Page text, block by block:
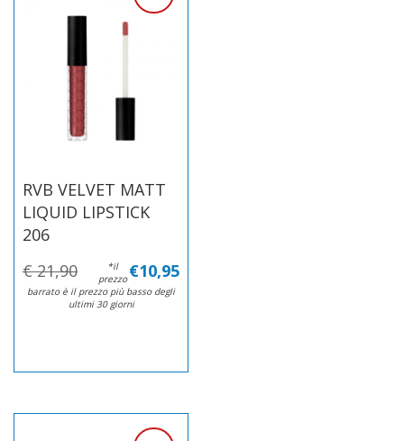
RVB VELVET MATT
LIQUID LIPSTICK
206
€ 21,90 €10,95
*il
prezzo
barrato è il prezzo più basso degli
ultimi 30 giorni